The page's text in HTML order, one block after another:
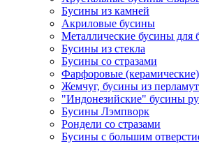
Бусины из камней
Акриловые бусины
Металлические бусины для
Бусины из стекла
Бусины со стразами
Фарфоровые
Жемчуг, бусины из
"Индонезийские" бусины
Бусины Лэмпворк
Рондели со стразами
Бусины с большим